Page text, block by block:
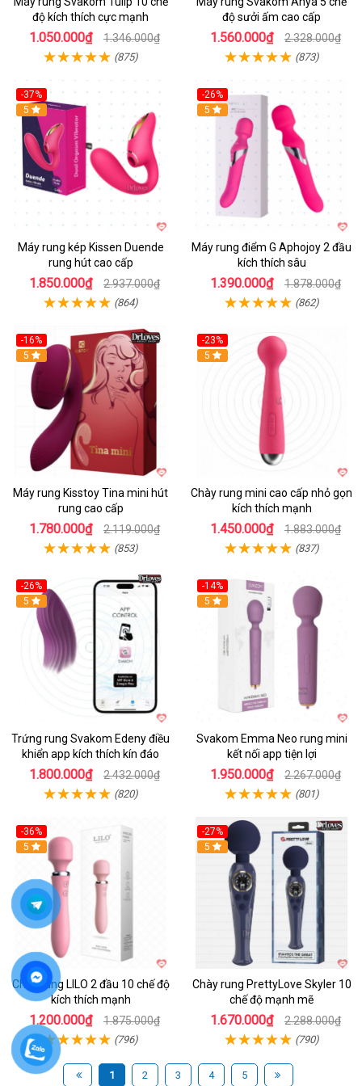
độ kích thích cực mạnh
1.050.000₫ 1.346.000₫
(875)
độ sưởi ấm cao cấp
1.560.000₫ 2.328.000₫
(873)
-37%
Hot
5
Máy rung kép Kissen Duende
rung hút cao cấp
1.850.000₫ 2.937.000₫
(864)
-26%
Hot
5
Máy rung điểm G Aphojoy 2 đầu
kích thích sâu
1.390.000₫ 1.878.000₫
(862)
-16%
Hot
5
Máy rung Kisstoy Tina mini hút
rung cao cấp
1.780.000₫ 2.119.000₫
(853)
-23%
Hot
5
Chày rung mini cao cấp nhỏ gọn
kích thích mạnh
1.450.000₫ 1.883.000₫
(837)
-26%
Hot
5
Trứng rung Svakom Edeny điều
khiển app kích thích kín đáo
1.800.000₫ 2.432.000₫
(820)
-14%
Hot
5
Svakom Emma Neo rung mini
kết nối app tiện lợi
1.950.000₫ 2.267.000₫
(801)
-36%
Hot
5
Chày rung LILO 2 đầu 10 chế độ
kích thích mạnh
1.200.000₫ 1.875.000₫
(796)
-27%
Hot
5
Chày rung PrettyLove Skyler 10
chế độ mạnh mẽ
1.670.000₫ 2.288.000₫
(790)
1 2 3 4 5